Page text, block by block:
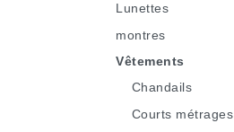
Lunettes
montres
Vêtements
Chandails
Courts métrages